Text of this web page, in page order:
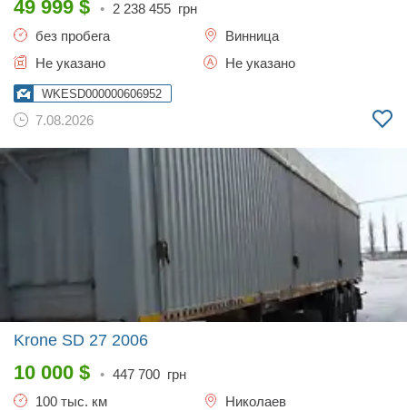
49 999 $ • 2 238 455 грн
без пробега
Винница
Не указано
Не указано
WKESD000000606952
7.08.2026
Krone SD 27 2006
10 000 $ • 447 700 грн
100 тыс. км
Николаев